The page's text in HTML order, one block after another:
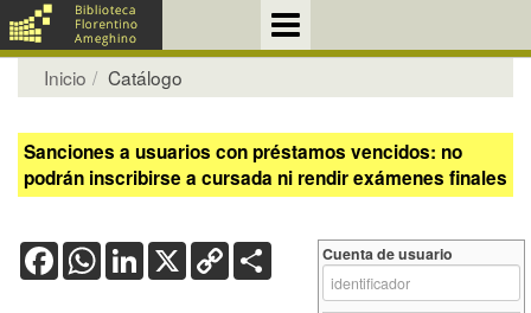
Inicio Catálogo
Sanciones a usuarios con préstamos vencidos: no
podrán inscribirse a cursada ni rendir exámenes finales
FacebookWhatsApp
LinkedIn
X Copy
Link
Cuenta de usuario